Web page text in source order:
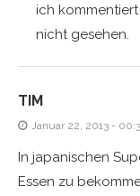
ich
nicht gesehen.
TIM
Januar 22, 2013 -
In japanischen
Essen zu